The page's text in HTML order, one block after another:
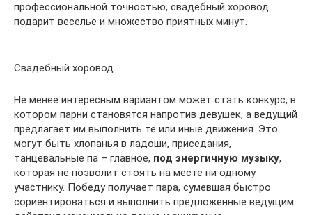
профессиональной точностью, свадебный хоровод
подарит веселье и множество приятных минут.
Свадебный хоровод
Не менее интересным вариантом может стать конкурс, в
котором парни становятся напротив девушек, а ведущий
предлагает им выполнить те или иные движения. Это
могут быть хлопанья в ладоши, приседания,
танцевальные па – главное, под энергичную музыку,
которая не позволит стоять на месте ни одному
участнику. Победу получает пара, сумевшая быстро
сориентироваться и выполнить предложенные ведущим